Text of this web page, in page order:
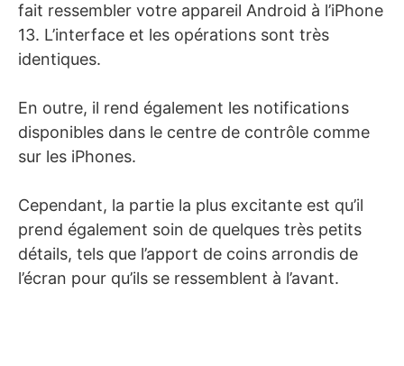
fait ressembler votre appareil Android à l’iPhone
13. L’interface et les opérations sont très
identiques.
En outre, il rend également les notifications
disponibles dans le centre de contrôle comme
sur les iPhones.
Cependant, la partie la plus excitante est qu’il
prend également soin de quelques très petits
détails, tels que l’apport de coins arrondis de
l’écran pour qu’ils se ressemblent à l’avant.